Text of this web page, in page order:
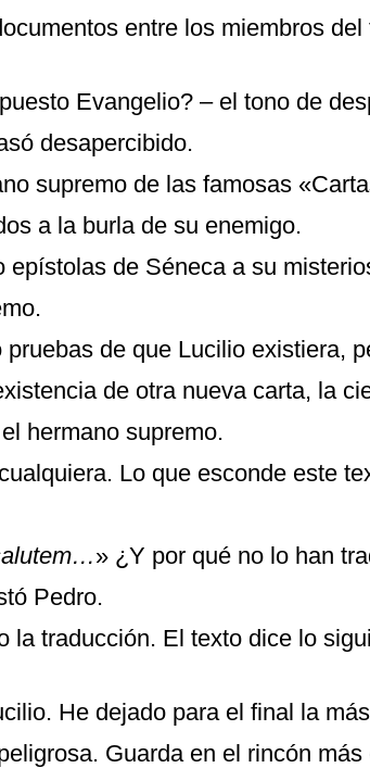
entre los miembros del
Evangelio? – el tono de
desapercibido.
supremo de las famosas
a la burla de su enemigo.
epístolas de Séneca a su
de que Lucilio existiera,
de otra nueva carta, la
hermano supremo.
Lo que esconde este
» ¿Y por qué no lo han
Pedro.
la traducción. El texto dice lo
He dejado para el final la
Guarda en el rincón